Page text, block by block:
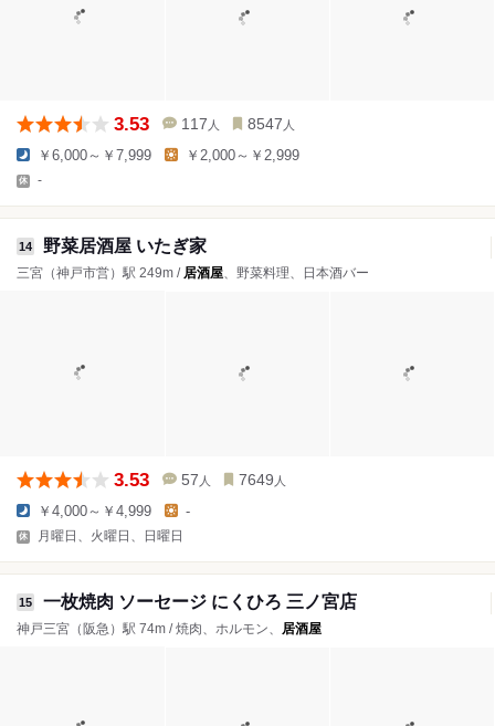
3.53 117 人 8547 人
￥6,000～￥7,999 ￥2,000～￥2,999
-
14 野菜居酒屋 いたぎ家
三宮（神戸市営）駅 249m / 居酒屋、野菜料理、日本酒バー
3.53 57 人 7649 人
￥4,000～￥4,999 -
月曜日、火曜日、日曜日
15 一枚焼肉 ソーセージ にくひろ 三ノ宮店
神戸三宮（阪急）駅 74m / 焼肉、ホルモン、 居酒屋